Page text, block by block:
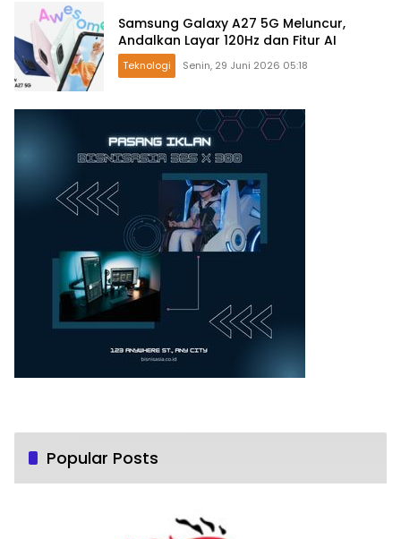
Samsung Galaxy A27 5G Meluncur,
Andalkan Layar 120Hz dan Fitur AI
Teknologi Senin, 29 Juni 2026 05:18
Popular Posts